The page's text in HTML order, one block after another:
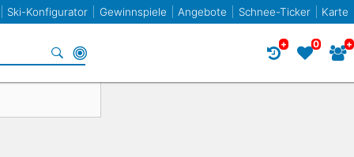
+ 0 +
Ski-Konfigurator Gewinnspiele Angebote Schnee-Ticker Karte